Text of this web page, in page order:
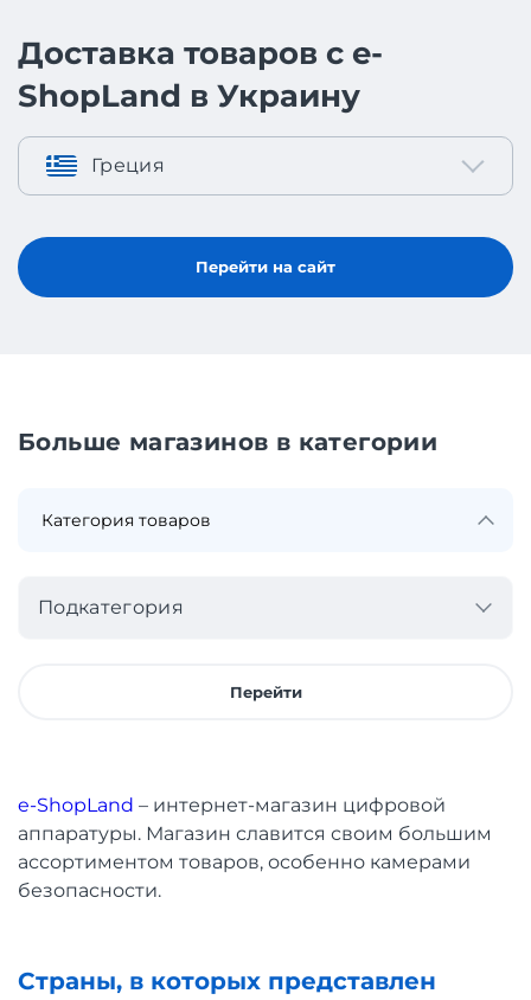
Доставка товаров с e-
ShopLand в Украину
Греция
Перейти на сайт
Больше магазинов в категории
Подкатегория
Перейти
e-ShopLand – интернет-магазин цифровой
аппаратуры. Магазин славится своим большим
ассортиментом товаров, особенно камерами
безопасности.
Страны, в которых представлен